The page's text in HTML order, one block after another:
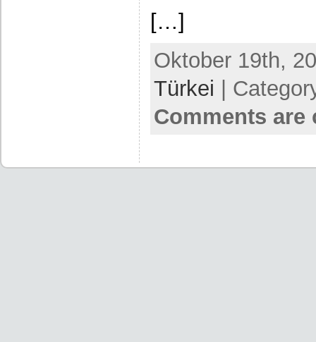
[…]
Oktober 19th,
Türkei |
Comments are